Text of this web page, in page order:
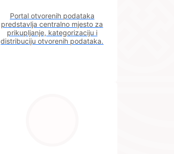
Portal otvorenih podataka
predstavlja centralno mjesto za
prikupljanje, kategorizaciju i
distribuciju otvorenih podataka.